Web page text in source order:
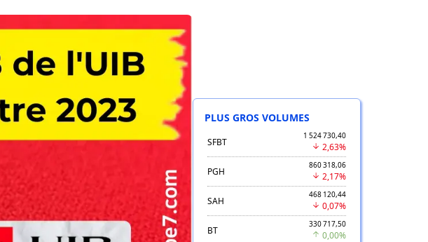
PLUS GROS VOLUMES
SFBT
1 524 730,40
2,63%
PGH
860 318,06
2,17%
SAH
468 120,44
0,07%
BT
330 717,50
0,00%